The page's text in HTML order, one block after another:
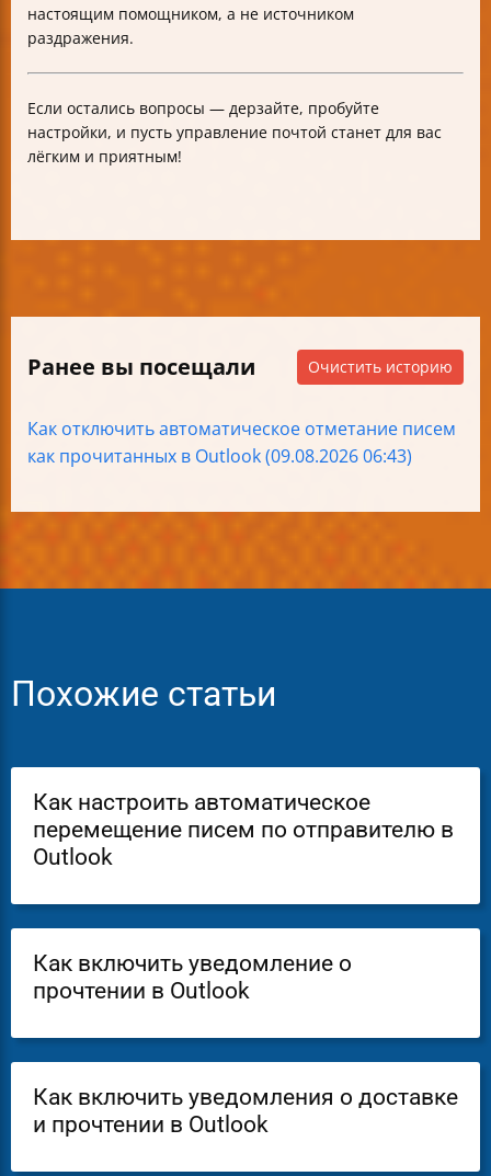
настоящим помощником, а не источником
раздражения.
Если остались вопросы — дерзайте, пробуйте
настройки, и пусть управление почтой станет для вас
лёгким и приятным!
Ранее вы посещали Очистить историю
Как отключить автоматическое отметание писем
как прочитанных в Outlook (09.08.2026 06:43)
Похожие статьи
Как настроить автоматическое
перемещение писем по отправителю в
Outlook
Как включить уведомление о
прочтении в Outlook
Как включить уведомления о доставке
и прочтении в Outlook